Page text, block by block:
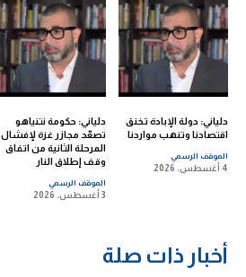
دلياني: دولة الإبادة تخنق
اقتصادنا وتنهب مواردنا
الموقف الرسمي
4 أغسطس، 2026
دلياني: حكومة نتنياهو
تصعّد مجازر غزة لإفشال
المرحلة الثانية من اتفاق
وقف إطلاق النار
الموقف الرسمي
3 أغسطس، 2026
أخبار ذات صلة